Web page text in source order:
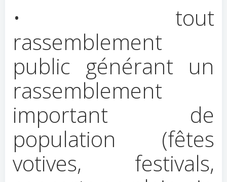
• tout
rassemblement
public générant un
rassemblement
important de
population (fêtes
votives, festivals,